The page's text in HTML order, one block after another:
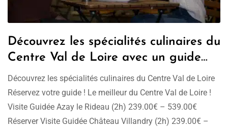
Découvrez les spécialités culinaires du
Centre Val de Loire avec un guide
conférencier !
Découvrez les spécialités culinaires du Centre Val de Loire
Réservez votre guide ! Le meilleur du Centre Val de Loire !
Visite Guidée Azay le Rideau (2h) 239.00€ – 539.00€
Réserver Visite Guidée Château Villandry (2h) 239.00€ –